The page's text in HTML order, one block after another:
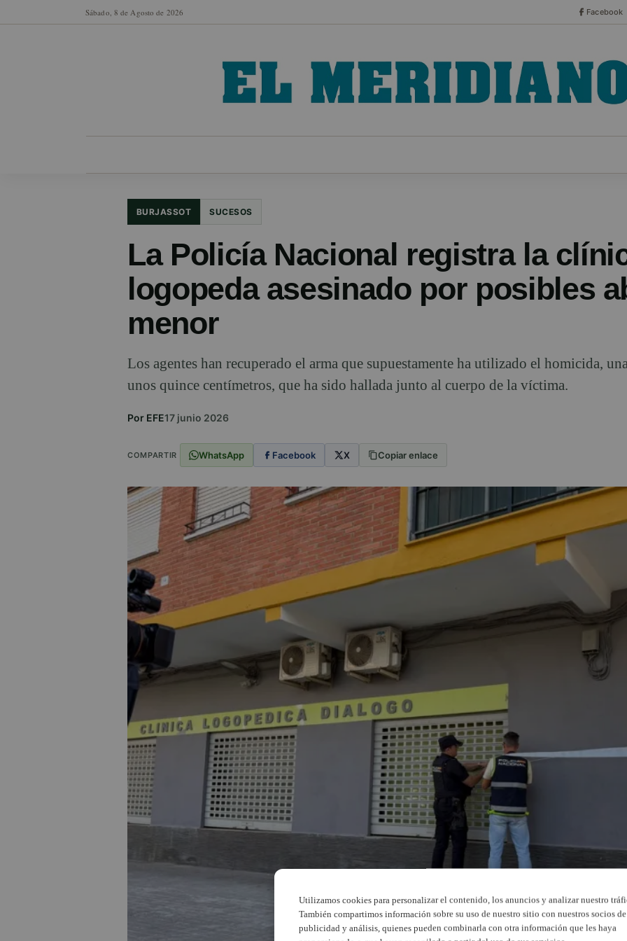
Sábado, 8 de Agosto de 2026 Facebook
BURJASSOT SUCESOS
La Policía Nacional registra la
logopeda asesinado por posibles
menor
Los agentes han recuperado el arma que supuestamente ha utilizado el homicida,
unos quince centímetros, que ha sido hallada junto al cuerpo de la víctima.
Por EFE17 junio 2026
COMPARTIR WhatsApp Facebook X Copiar enlace
Utilizamos cookies para personalizar el contenido, los anuncios y analizar nuestro
También compartimos información sobre su uso de nuestro sitio con nuestros socios de
publicidad y análisis, quienes pueden combinarla con otra información que les haya